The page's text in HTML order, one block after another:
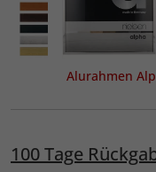
Alurahmen
100 Tage